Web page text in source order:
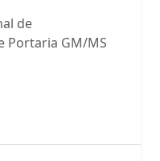
de
Portaria GM/MS